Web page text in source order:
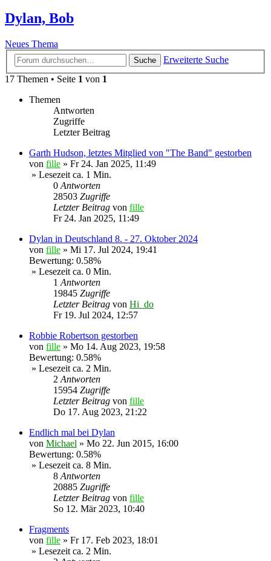
Dylan, Bob
Neues Thema
Suche
Erweiterte Suche
17 Themen • Seite 1 von 1
Themen
Antworten
Zugriffe
Letzter Beitrag
Garth Hudson, letztes Mitglied von "The Band" gestorben
von fille » Fr 24. Jan 2025, 11:49
» Lesezeit ca. 1 Min.
0Antworten
28503 Zugriffe
Letzter Beitrag von fille
Fr 24. Jan 2025, 11:49
Dylan in Deutschland 8. - 27. Oktober 2024
von fille » Mi 17. Jul 2024, 19:41
Bewertung: 0.58%
» Lesezeit ca. 0 Min.
1Antworten
19845 Zugriffe
Letzter Beitrag von Hi_do
Fr 19. Jul 2024, 12:57
Robbie Robertson gestorben
von fille » Mo 14. Aug 2023, 19:58
Bewertung: 0.58%
» Lesezeit ca. 2 Min.
2Antworten
15954 Zugriffe
Letzter Beitrag von fille
Do 17. Aug 2023, 21:22
Endlich mal bei Dylan
von Michael » Mo 22. Jun 2015, 16:00
Bewertung: 0.58%
» Lesezeit ca. 8 Min.
8Antworten
20885 Zugriffe
Letzter Beitrag von fille
So 12. Mär 2023, 10:40
Fragments
von fille » Fr 17. Feb 2023, 18:01
» Lesezeit ca. 2 Min.